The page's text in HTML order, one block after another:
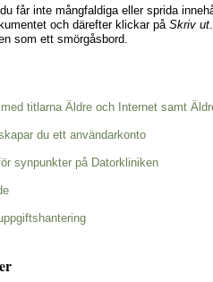
får inte mångfaldiga eller sprida
och därefter klickar påSkriv ut
som ett smörgåsbord.
titlarna Äldre och Internet samt
du ett användarkonto
synpunkter på Datorkliniken